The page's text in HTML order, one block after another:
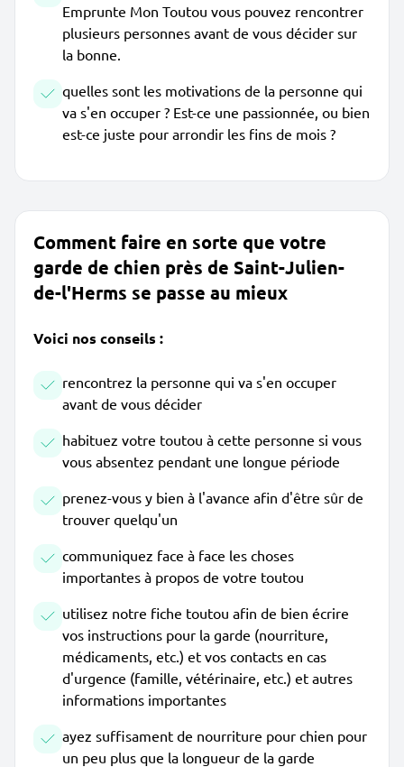
Emprunte Mon Toutou vous pouvez rencontrer
plusieurs personnes avant de vous décider sur
la bonne.
quelles sont les motivations de la personne qui
va s'en occuper ? Est-ce une passionnée, ou bien
est-ce juste pour arrondir les fins de mois ?
Comment faire en sorte que votre
garde de chien près de Saint-Julien-
de-l'Herms se passe au mieux
Voici nos conseils :
rencontrez la personne qui va s'en occuper
avant de vous décider
habituez votre toutou à cette personne si vous
vous absentez pendant une longue période
prenez-vous y bien à l'avance afin d'être sûr de
trouver quelqu'un
communiquez face à face les choses
importantes à propos de votre toutou
utilisez notre fiche toutou afin de bien écrire
vos instructions pour la garde (nourriture,
médicaments, etc.) et vos contacts en cas
d'urgence (famille, vétérinaire, etc.) et autres
informations importantes
ayez suffisament de nourriture pour chien pour
un peu plus que la longueur de la garde